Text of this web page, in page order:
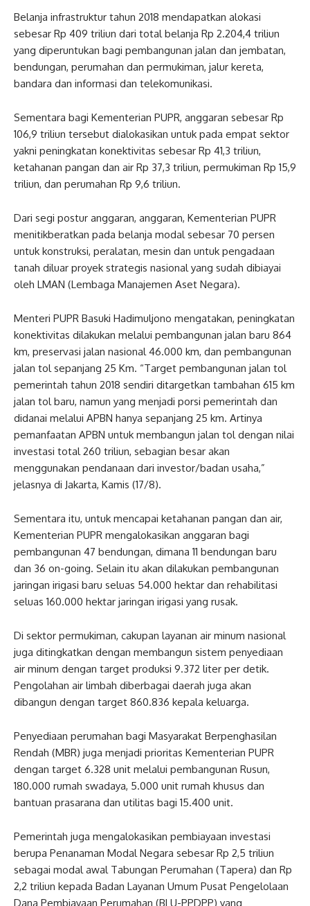
Belanja infrastruktur tahun 2018 mendapatkan alokasi
sebesar Rp 409 triliun dari total belanja Rp 2.204,4 triliun
yang diperuntukan bagi pembangunan jalan dan jembatan,
bendungan, perumahan dan permukiman, jalur kereta,
bandara dan informasi dan telekomunikasi.
Sementara bagi Kementerian PUPR, anggaran sebesar Rp
106,9 triliun tersebut dialokasikan untuk pada empat sektor
yakni peningkatan konektivitas sebesar Rp 41,3 triliun,
ketahanan pangan dan air Rp 37,3 triliun, permukiman Rp 15,9
triliun, dan perumahan Rp 9,6 triliun.
Dari segi postur anggaran, anggaran, Kementerian PUPR
menitikberatkan pada belanja modal sebesar 70 persen
untuk konstruksi, peralatan, mesin dan untuk pengadaan
tanah diluar proyek strategis nasional yang sudah dibiayai
oleh LMAN (Lembaga Manajemen Aset Negara).
Menteri PUPR Basuki Hadimuljono mengatakan, peningkatan
konektivitas dilakukan melalui pembangunan jalan baru 864
km, preservasi jalan nasional 46.000 km, dan pembangunan
jalan tol sepanjang 25 Km. “Target pembangunan jalan tol
pemerintah tahun 2018 sendiri ditargetkan tambahan 615 km
jalan tol baru, namun yang menjadi porsi pemerintah dan
didanai melalui APBN hanya sepanjang 25 km. Artinya
pemanfaatan APBN untuk membangun jalan tol dengan nilai
investasi total 260 triliun, sebagian besar akan
menggunakan pendanaan dari investor/badan usaha,”
jelasnya di Jakarta, Kamis (17/8).
Sementara itu, untuk mencapai ketahanan pangan dan air,
Kementerian PUPR mengalokasikan anggaran bagi
pembangunan 47 bendungan, dimana 11 bendungan baru
dan 36 on-going. Selain itu akan dilakukan pembangunan
jaringan irigasi baru seluas 54.000 hektar dan rehabilitasi
seluas 160.000 hektar jaringan irigasi yang rusak.
Di sektor permukiman, cakupan layanan air minum nasional
juga ditingkatkan dengan membangun sistem penyediaan
air minum dengan target produksi 9.372 liter per detik.
Pengolahan air limbah diberbagai daerah juga akan
dibangun dengan target 860.836 kepala keluarga.
Penyediaan perumahan bagi Masyarakat Berpenghasilan
Rendah (MBR) juga menjadi prioritas Kementerian PUPR
dengan target 6.328 unit melalui pembangunan Rusun,
180.000 rumah swadaya, 5.000 unit rumah khusus dan
bantuan prasarana dan utilitas bagi 15.400 unit.
Pemerintah juga mengalokasikan pembiayaan investasi
berupa Penanaman Modal Negara sebesar Rp 2,5 triliun
sebagai modal awal Tabungan Perumahan (Tapera) dan Rp
2,2 triliun kepada Badan Layanan Umum Pusat Pengelolaan
Dana Pembiayaan Perumahan (BLU-PPDPP) yang